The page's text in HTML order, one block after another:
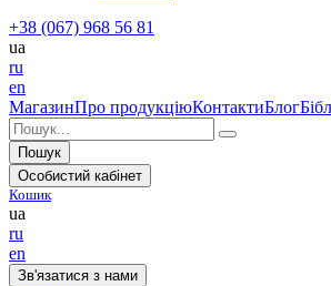
+38 (067) 968 56 81
ua
ru
en
МагазинПро продукціюКонтактиБлог
Пошук
Особистий кабінет
Кошик
ua
ru
en
Зв'язатися з нами